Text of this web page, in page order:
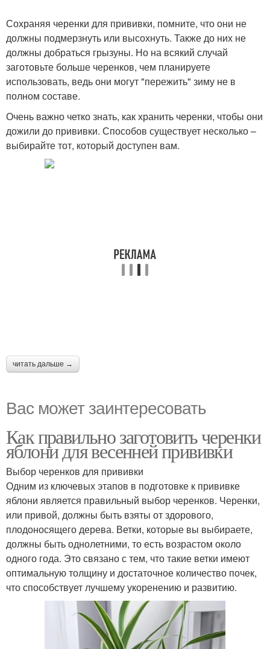
Сохраняя черенки для прививки, помните, что они не
должны подмерзнуть или высохнуть. Также до них не
должны добраться грызуны. Но на всякий случай
заготовьте больше черенков, чем планируете
использовать, ведь они могут "пережить" зиму не в
полном составе.
Очень важно четко знать, как хранить черенки, чтобы они
дожили до прививки. Способов существует несколько –
выбирайте тот, который доступен вам.
читать дальше →
Вас может заинтересовать
Как правильно заготовить черенки
яблони для весенней прививки
Выбор черенков для прививки
Одним из ключевых этапов в подготовке к прививке
яблони является правильный выбор черенков. Черенки,
или привой, должны быть взяты от здорового,
плодоносящего дерева. Ветки, которые вы выбираете,
должны быть однолетними, то есть возрастом около
одного года. Это связано с тем, что такие ветки имеют
оптимальную толщину и достаточное количество почек,
что способствует лучшему укоренению и развитию.